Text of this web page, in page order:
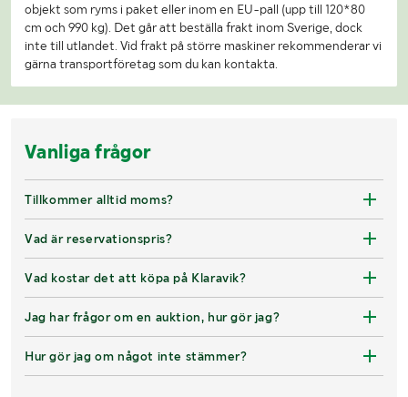
objekt som ryms i paket eller inom en EU-pall (upp till 120*80
cm och 990 kg). Det går att beställa frakt inom Sverige, dock
inte till utlandet. Vid frakt på större maskiner rekommenderar vi
gärna transportföretag som du kan kontakta.
Vanliga frågor
Tillkommer alltid moms?
Vad är reservationspris?
Vad kostar det att köpa på Klaravik?
Jag har frågor om en auktion, hur gör jag?
Hur gör jag om något inte stämmer?